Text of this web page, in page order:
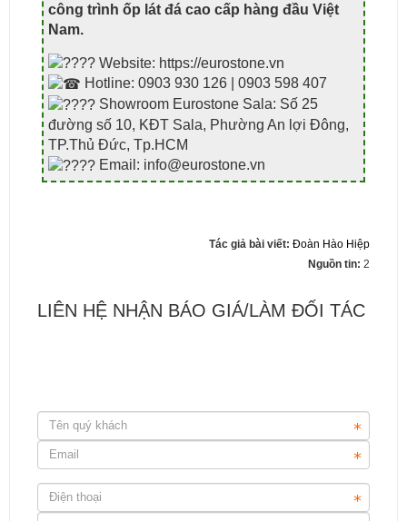
công trình ốp lát đá cao cấp hàng đầu Việt
Nam.
Website: https://eurostone.vn
Hotline: 0903 930 126 | 0903 598 407
Showroom Eurostone Sala: Số 25
đường số 10, KĐT Sala, Phường An lợi Đông,
TP.Thủ Đức, Tp.HCM
Email: info@eurostone.vn
Tác giả bài viết: Đoàn Hào Hiệp
Nguồn tin: 2
LIÊN HỆ NHẬN BÁO GIÁ/LÀM ĐỐI TÁC